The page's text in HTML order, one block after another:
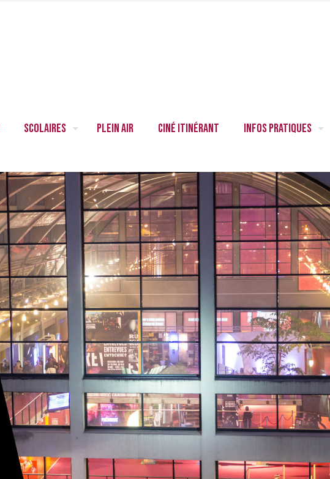
Scolaires Plein air Ciné itinérant Infos pratiques